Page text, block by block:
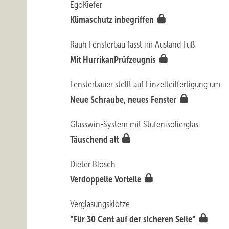
EgoKiefer
Klimaschutz inbegriffen
Rauh Fensterbau fasst im Ausland Fuß
Mit Hurrikan­Prüfzeugnis
Fensterbauer stellt auf Einzelteilfertigung um
Neue Schraube, neues Fenster
Glasswin-System mit Stufenisolierglas
Täuschend alt
Dieter Blösch
Verdoppelte Vorteile
Verglasungsklötze
“Für 30 Cent auf der sicheren Seite“